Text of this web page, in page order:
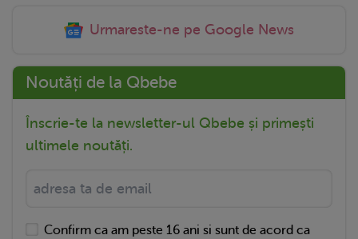
Urmareste-ne pe Google News
Noutăți de la Qbebe
Înscrie-te la newsletter-ul Qbebe și primești
ultimele noutăți.
Confirm ca am peste 16 ani si sunt de acord ca